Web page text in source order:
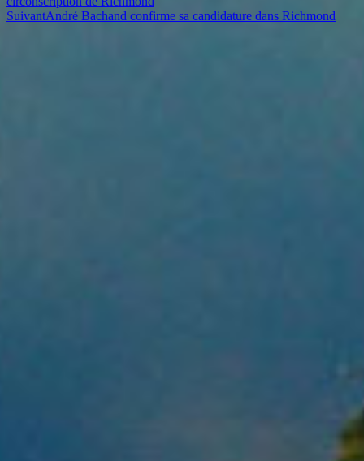
SuivantAndré Bachand confirme sa candidature dans Richmond